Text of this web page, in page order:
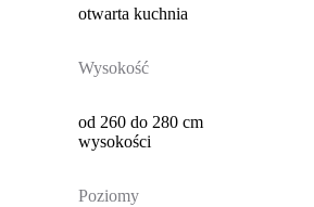
otwarta kuchnia
Wysokość
od 260 do 280 cm
wysokości
Poziomy